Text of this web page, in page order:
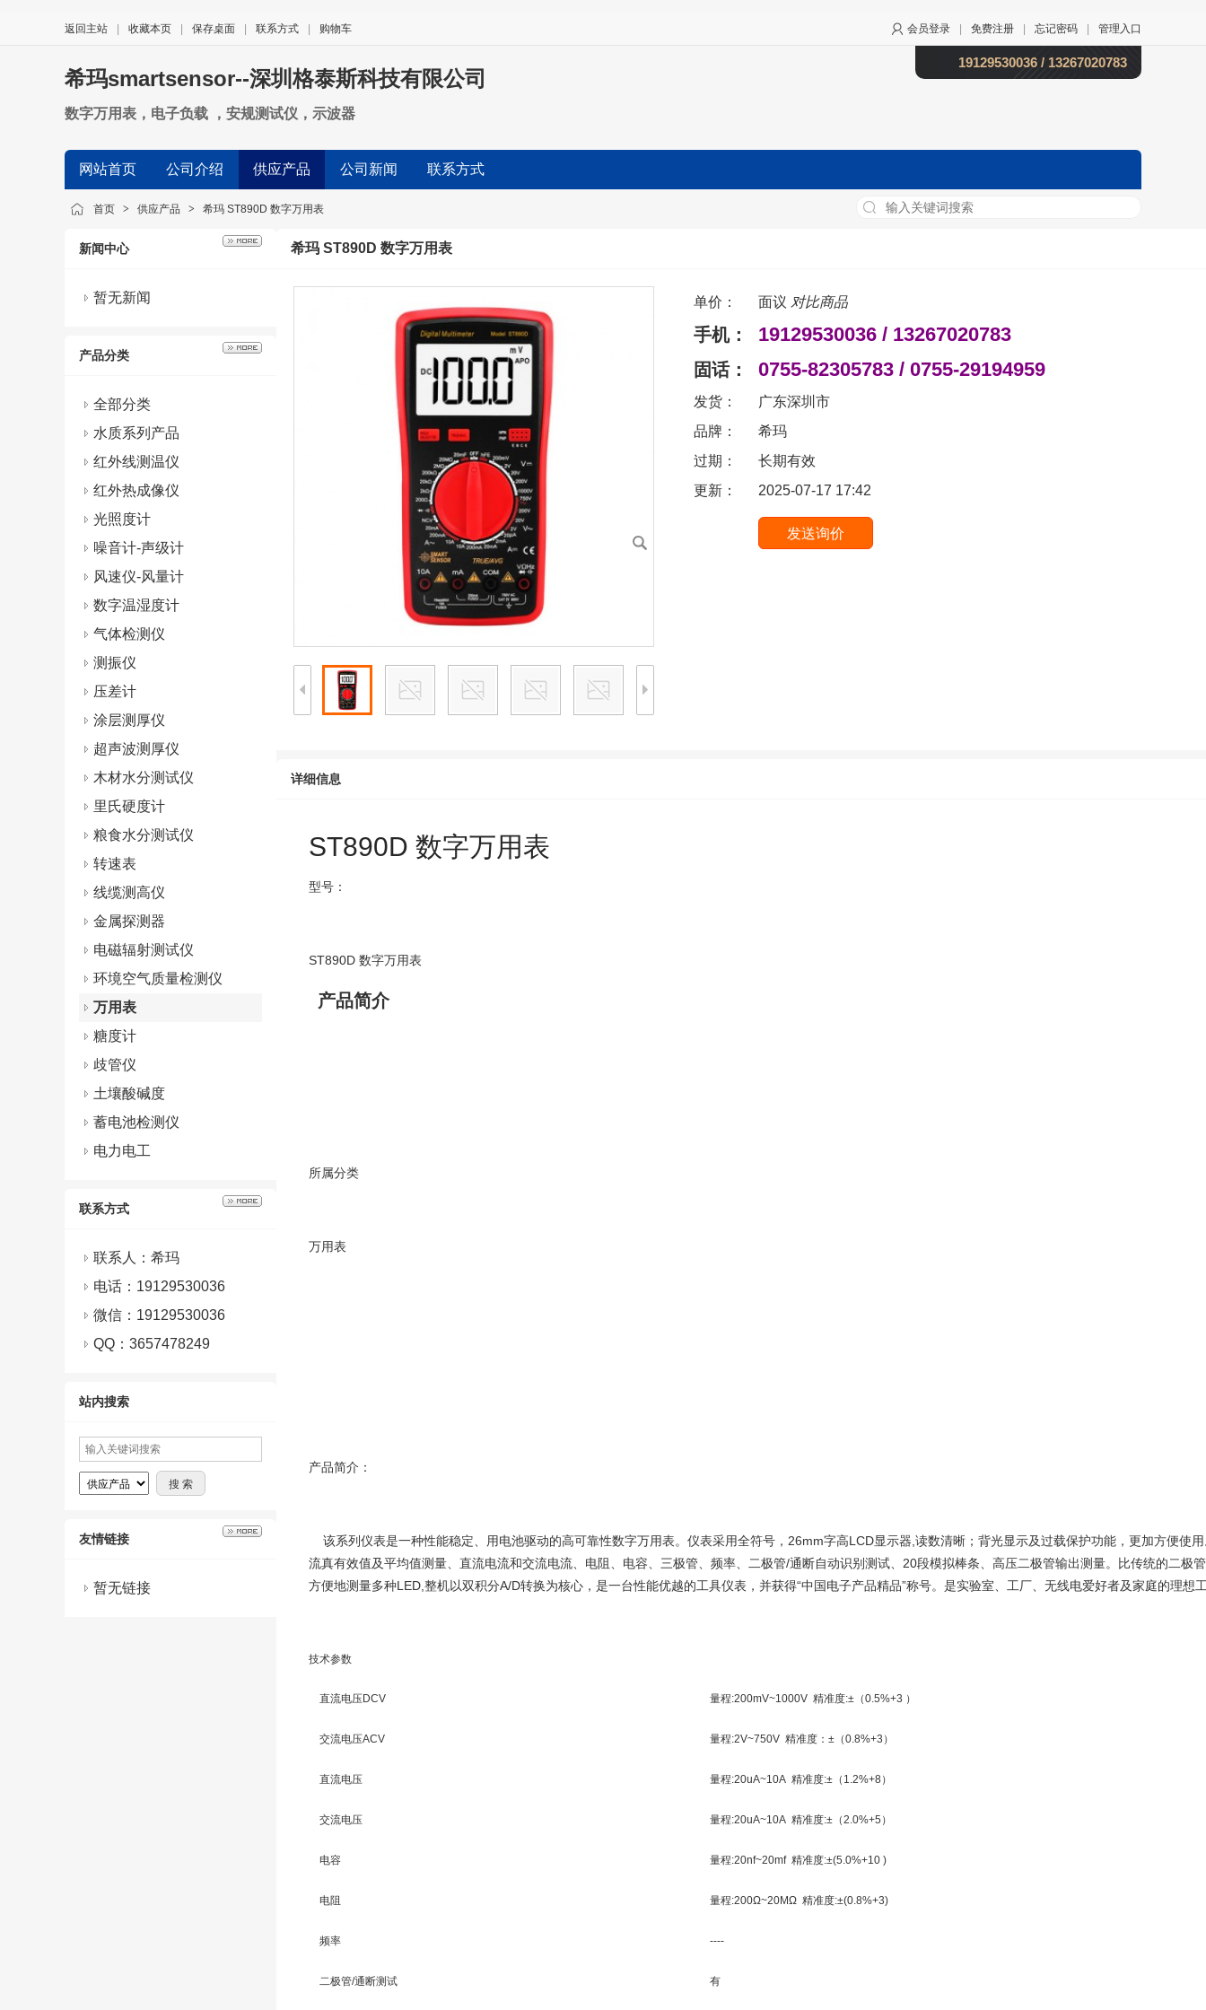
会员登录 免费注册 忘记密码 管理入口
返回主站 收藏本页 保存桌面 联系方式 购物车
19129530036 / 13267020783
希玛smartsensor--深圳格泰斯科技有限公司
数字万用表，电子负载 ，安规测试仪，示波器
网站首页 公司介绍 供应产品 公司新闻 联系方式
首页 > 供应产品 > 希玛 ST890D 数字万用表
新闻中心
暂无新闻
产品分类
全部分类
水质系列产品
红外线测温仪
红外热成像仪
光照度计
噪音计-声级计
风速仪-风量计
数字温湿度计
气体检测仪
测振仪
压差计
涂层测厚仪
超声波测厚仪
木材水分测试仪
里氏硬度计
粮食水分测试仪
转速表
线缆测高仪
金属探测器
电磁辐射测试仪
环境空气质量检测仪
万用表
糖度计
歧管仪
土壤酸碱度
蓄电池检测仪
电力电工
联系方式
联系人：希玛
电话：19129530036
微信： 19129530036
QQ： 3657478249
站内搜索
友情链接
暂无链接
希玛 ST890D 数字万用表
单价： 面议 对比商品
手机： 19129530036 / 13267020783
固话： 0755-82305783 / 0755-29194959
发货：
广东深圳市
品牌：
希玛
过期：
长期有效
更新：
2025-07-17 17:42
详细信息
ST890D 数字万用表
型号：
ST890D 数字万用表
产品简介
所属分类
万用表
产品简介：
该系列仪表是一种性能稳定、用电池驱动的高可靠性数字万用表。仪表采用全符号，26mm字高LCD显示器,读数清晰；背光显示及过载保护功能，更加方便使
流真有效值及平均值测量、直流电流和交流电流、电阻、电容、三极管、频率、二极管/通断自动识别测试、20段模拟棒条、高压二极管输出测量。比传统的二极
方便地测量多种LED,整机以双积分A/D转换为核心，是一台性能优越的工具仪表，并获得“中国电子产品精品”称号。是实验室、工厂、无线电爱好者及家庭的理想
技术参数
直流电压DCV 量程:200mV~1000V 精准度:±（0.5%+3 ）
交流电压ACV 量程:2V~750V 精准度：±（0.8%+3）
直流电压 量程:20uA~10A 精准度:±（1.2%+8）
交流电压 量程:20uA~10A 精准度:±（2.0%+5）
电容 量程:20nf~20mf 精准度:±(5.0%+10 )
电阻 量程:200Ω~20MΩ 精准度:±(0.8%+3)
频率 ----
二极管/通断测试 有